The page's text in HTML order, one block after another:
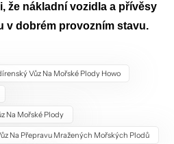
že nákladní vozidla a přívěsy
v dobrém provozním stavu.
Vůz Na Mořské Plody Howo
Na Mořské Plody
Na Přepravu Mražených Mořských Plodů